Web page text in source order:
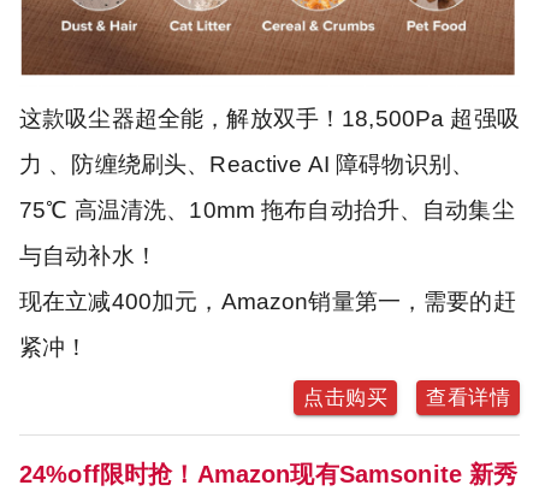
这款吸尘器超全能，解放双手！18,500Pa 超强吸
力 、防缠绕刷头、Reactive AI 障碍物识别、
75℃ 高温清洗、10mm 拖布自动抬升、自动集尘
与自动补水！
现在立减400加元，Amazon销量第一，需要的赶
紧冲！
点击购买 查看详情
24%off限时抢！Amazon现有Samsonite 新秀